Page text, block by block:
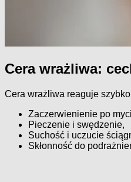
Cera wrażliwa:
Cera wrażliwa reaguje
Zaczerwienienie po
Pieczenie i swędzenie,
Suchość i uczucie
Skłonność do